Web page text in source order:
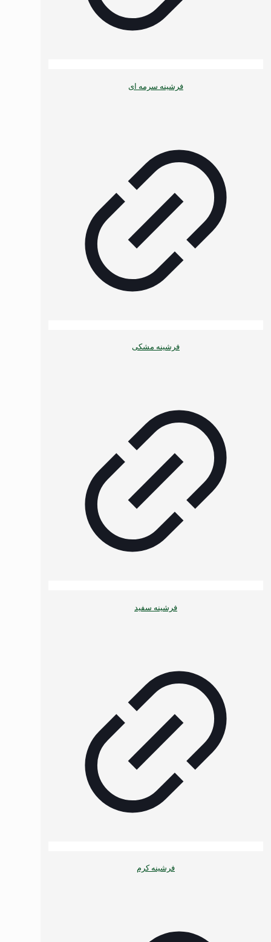
فرشینه سرمه ای
فرشینه مشکی
فرشینه سفید
فرشینه کرم